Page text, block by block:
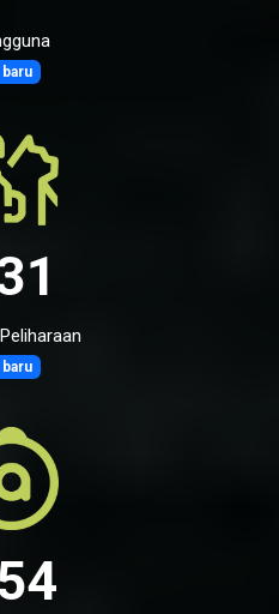
baru
baru